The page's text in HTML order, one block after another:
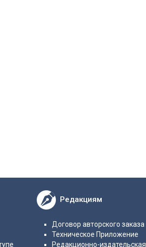
Редакциям
Договор авторского заказа
Техническое Приложение
Редакционно-издательская